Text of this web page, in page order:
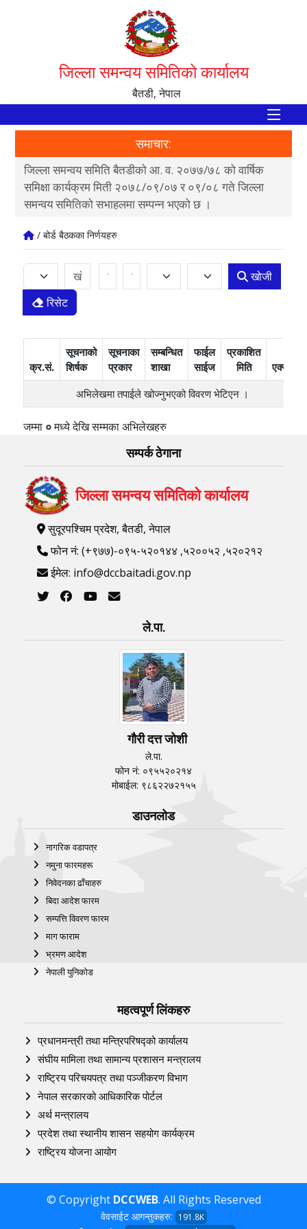
जिल्ला समन्वय समितिको कार्यालय
बैतडी, नेपाल
समाचार:
जिल्ला समन्वय समिति बैतडीको आ. व. २०७७/७८ को वार्षिक
समिक्षा कार्यक्रम मिती २०७८/०९/०७ र ०९/०८ गते जिल्ला
समन्वय समितिको सभाहलमा सम्पन्न भएको छ ।
/ बोर्ड बैठकका निर्णयहरु
खोजी
रिसेट
क्र.सं.
सूचनाको
शिर्षक
सूचनाका
प्रकार
सम्बन्धित
शाखा
फाईल
साईज
प्रकाशित
मिति
एक्सन
अभिलेखमा तपाईले खोज्‍नुभएको विवरण भेटिएन ।
जम्मा ०मध्येदेखिसम्मका अभिलेखहरु
सम्पर्क ठेगाना
जिल्ला समन्वय समितिको कार्यालय
सुदूरपश्चिम प्रदेश, बैतडी, नेपाल
फोन नं: (+९७७)-०९५-५२०१४४ ,५२००५२ ,५२०२१२
ईमेल: info@dccbaitadi.gov.np
ले.पा.
गौरी दत्त जोशी
ले.पा.
फोन नं: ०९५५२०२१४
मोबाईल: ९८६२२७२१५५
डाउनलोड
नागरिक वडापत्र
नमुना फारमहरू
निवेदनका ढाँचाहरु
बिदा आदेश फारम
सम्पत्ति विवरण फारम
माग फाराम
भ्रमण आदेश
नेपाली युनिकोड
महत्वपूर्ण लिंकहरु
प्रधानमन्त्री तथा मन्त्रिपरिषद्को कार्यालय
संघीय मामिला तथा सामान्य प्रशासन मन्त्रालय
राष्ट्रिय परिचयपत्र तथा पञ्‍जीकरण विभाग
नेपाल सरकारको आधिकारिक पोर्टल
अर्थ मन्त्रालय
प्रदेश तथा स्थानीय शासन सहयोग कार्यक्रम
राष्ट्रिय योजना आयोग
© Copyright DCCWEB. All Rights Reserved
वेवसाईट आगन्तुकहरु: 191.8K